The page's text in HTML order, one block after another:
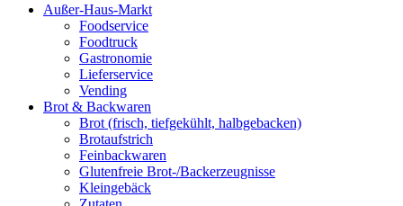
Außer-Haus-Markt
Foodservice
Foodtruck
Gastronomie
Lieferservice
Vending
Brot & Backwaren
Brot (frisch, tiefgekühlt, halbgebacken)
Brotaufstrich
Feinbackwaren
Glutenfreie Brot-/Backerzeugnisse
Kleingebäck